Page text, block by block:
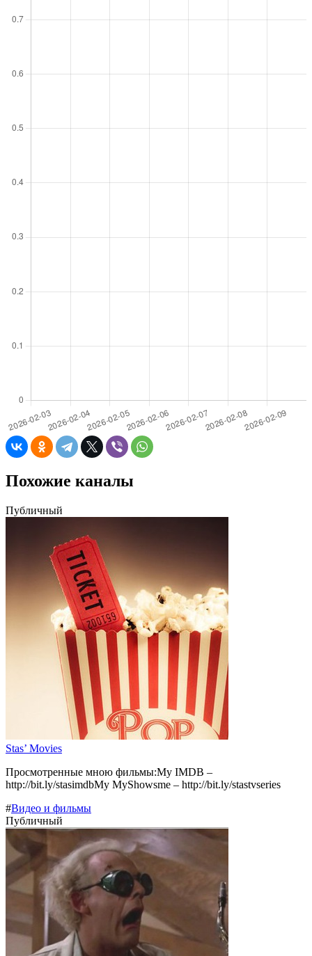
Похожие каналы
Публичный
Stas’ Movies
Просмотренные мною фильмы:My IMDB –
http://bit.ly/stasimdbMy MyShowsme – http://bit.ly/stastvseries
#Видео и фильмы
Публичный